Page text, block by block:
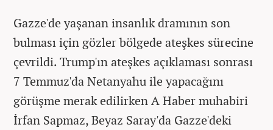
Gazze'de yaşanan insanlık dramının son
bulması için gözler bölgede ateşkes sürecine
çevrildi. Trump'ın ateşkes açıklaması sonrası
7 Temmuz'da Netanyahu ile yapacağını
görüşme merak edilirken A Haber muhabiri
İrfan Sapmaz, Beyaz Saray'da Gazze'deki